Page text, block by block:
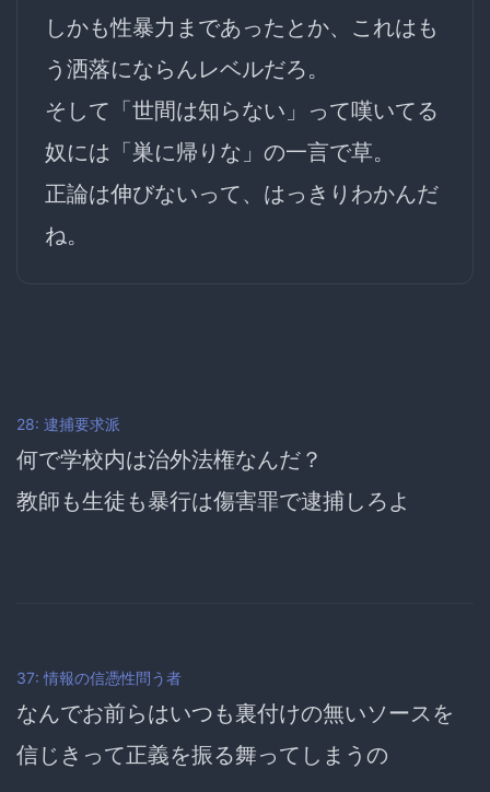
しかも性暴力まであったとか、これはも
う洒落にならんレベルだろ。
そして「世間は知らない」って嘆いてる
奴には「巣に帰りな」の一言で草。
正論は伸びないって、はっきりわかんだ
ね。
28: 逮捕要求派
何で学校内は治外法権なんだ？
教師も生徒も暴行は傷害罪で逮捕しろよ
37: 情報の信憑性問う者
なんでお前らはいつも裏付けの無いソースを
信じきって正義を振る舞ってしまうの